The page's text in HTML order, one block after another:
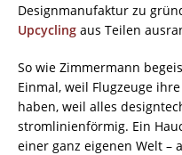
Designmanufaktur zu
Upcycling aus Teilen
So wie Zimmermann
Einmal, weil Flugzeuge
haben, weil alles
stromlinienförmig. Ein
einer ganz eigenen Welt –